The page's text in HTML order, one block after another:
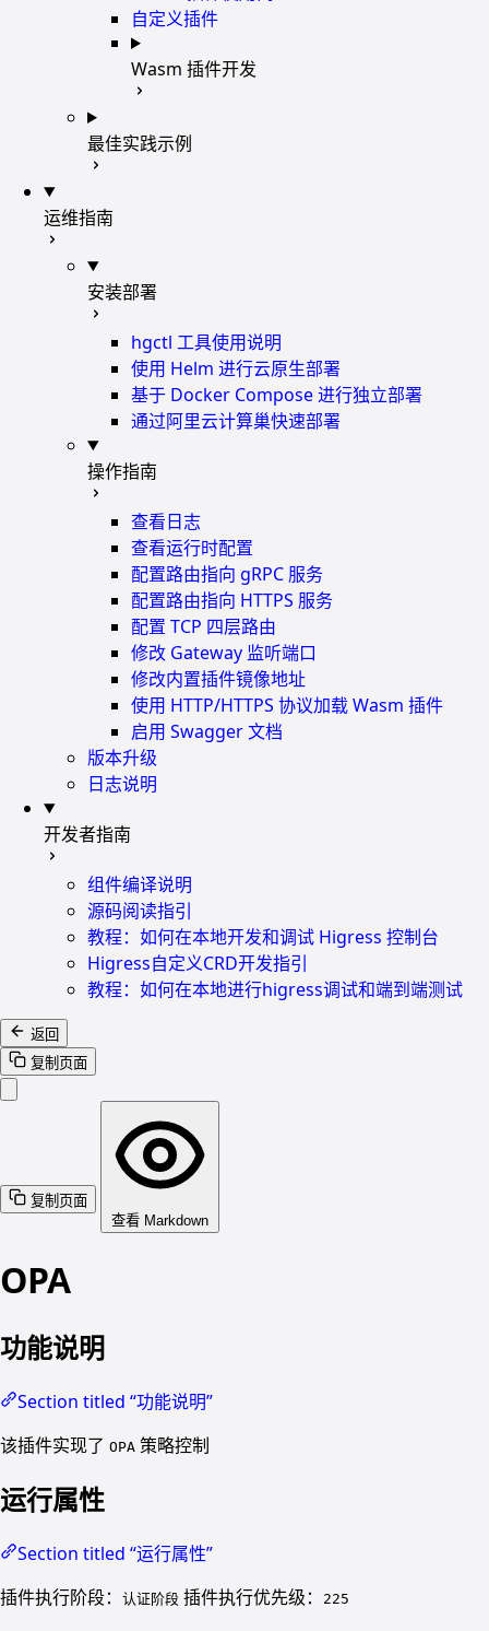
自定义插件
Wasm 插件开发
最佳实践示例
运维指南
安装部署
hgctl 工具使用说明
使用 Helm 进行云原生部署
基于 Docker Compose 进行独立部署
通过阿里云计算巢快速部署
操作指南
查看日志
查看运行时配置
配置路由指向 gRPC 服务
配置路由指向 HTTPS 服务
配置 TCP 四层路由
修改 Gateway 监听端口
修改内置插件镜像地址
使用 HTTP/HTTPS 协议加载 Wasm 插件
启用 Swagger 文档
版本升级
日志说明
开发者指南
组件编译说明
源码阅读指引
教程：如何在本地开发和调试 Higress 控制台
Higress自定义CRD开发指引
教程：如何在本地进行higress调试和端到端测试
返回
复制页面
复制页面
查看 Markdown
OPA
功能说明
Section titled “功能说明”
该插件实现了 OPA 策略控制
运行属性
Section titled “运行属性”
插件执行阶段：
认证阶段 插件执行优先级： 225